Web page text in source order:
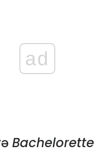
ad
Bachelorette